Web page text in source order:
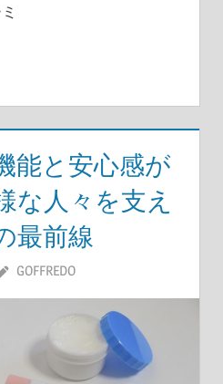
能と安心感が
な人々を支え
最前線
GOFFREDO